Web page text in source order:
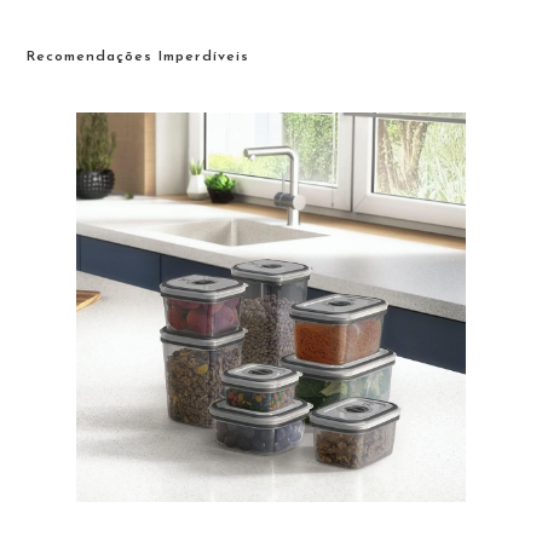
Recomendações Imperdíveis